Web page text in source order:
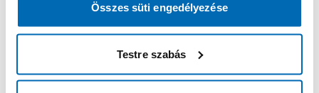
Összes süti engedélyezése
Testre szabás